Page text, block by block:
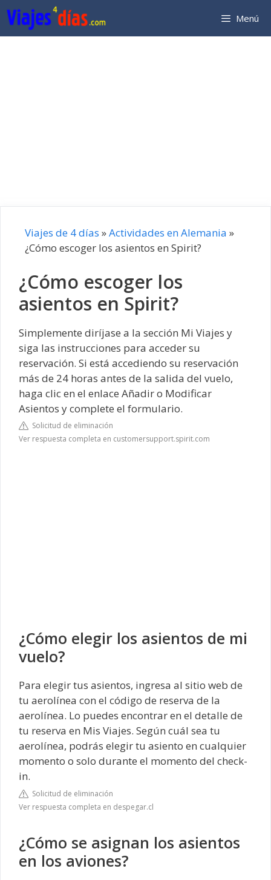
Saltar
al
contenido
Menú
Viajes de 4 días »Actividades en Alemania »
¿Cómo escoger los asientos en Spirit?
¿Cómo escoger los
asientos en Spirit?
Simplemente diríjase a la sección Mi Viajes y
siga las instrucciones para acceder su
reservación. Si está accediendo su reservación
más de 24 horas antes de la salida del vuelo,
haga clic en el enlace Añadir o Modificar
Asientos y complete el formulario.
Solicitud de eliminación
Ver respuesta completa en customersupport.spirit.com
¿Cómo elegir los asientos de mi
vuelo?
Para elegir tus asientos, ingresa al sitio web de
tu aerolínea con el código de reserva de la
aerolínea. Lo puedes encontrar en el detalle de
tu reserva en Mis Viajes. Según cuál sea tu
aerolínea, podrás elegir tu asiento en cualquier
momento o solo durante el momento del check-
in.
Solicitud de eliminación
Ver respuesta completa en despegar.cl
¿Cómo se asignan los asientos
en los aviones?